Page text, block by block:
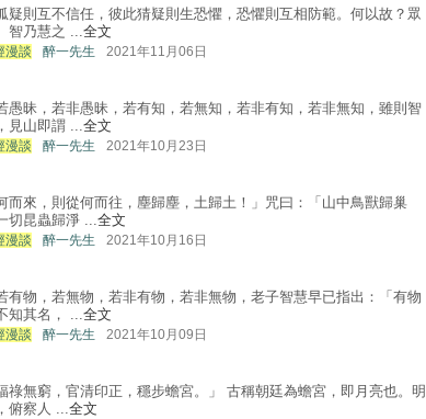
疑則互不信任，彼此猜疑則生恐懼，恐懼則互相防範。何以故？眾
智乃慧之 ...全文
漫談 醉一先生 2021年11月06日
愚昧，若非愚昧，若有知，若無知，若非有知，若非無知，雖則智
見山即謂 ...全文
漫談 醉一先生 2021年10月23日
而來，則從何而往，塵歸塵，土歸土！」咒曰：「山中鳥獸歸巢
切昆蟲歸淨 ...全文
漫談 醉一先生 2021年10月16日
有物，若無物，若非有物，若非無物，老子智慧早已指出：「有物
知其名， ...全文
漫談 醉一先生 2021年10月09日
祿無窮，官清印正，穩步蟾宮。」 古稱朝廷為蟾宮，即月亮也。明
俯察人 ...全文